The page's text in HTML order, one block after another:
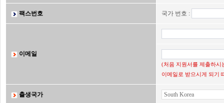
팩스번호 국가 번호 :
이메일
(처음 지원서를 제출하시
이메일로 받으시게 되기
출생국가